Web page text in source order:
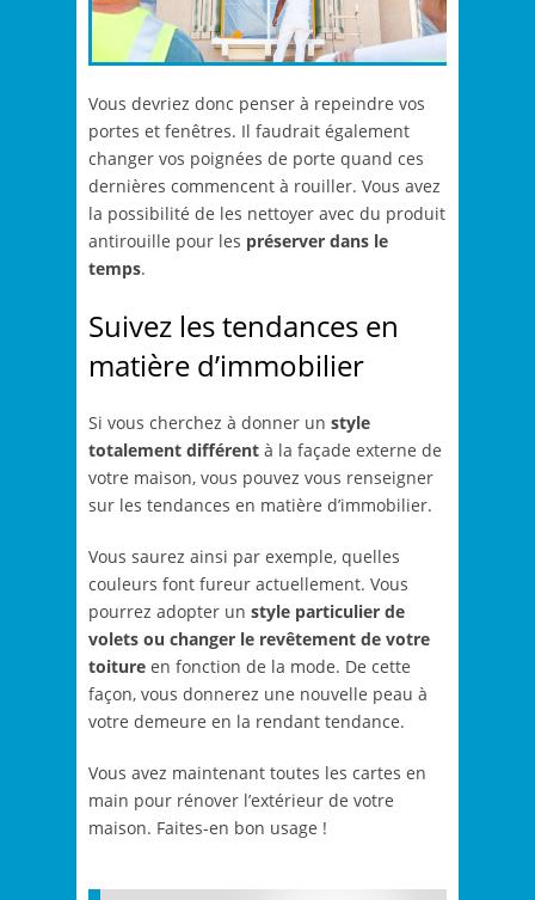
Vous devriez donc penser à repeindre vos
portes et fenêtres. Il faudrait également
changer vos poignées de porte quand ces
dernières commencent à rouiller. Vous avez
la possibilité de les nettoyer avec du produit
antirouille pour les préserver dans le
temps.
Suivez les tendances en
matière d’immobilier
Si vous cherchez à donner un style
totalement différent à la façade externe de
votre maison, vous pouvez vous renseigner
sur les tendances en matière d’immobilier.
Vous saurez ainsi par exemple, quelles
couleurs font fureur actuellement. Vous
pourrez adopter un style particulier de
volets ou changer le revêtement de votre
toiture en fonction de la mode. De cette
façon, vous donnerez une nouvelle peau à
votre demeure en la rendant tendance.
Vous avez maintenant toutes les cartes en
main pour rénover l’extérieur de votre
maison. Faites-en bon usage !